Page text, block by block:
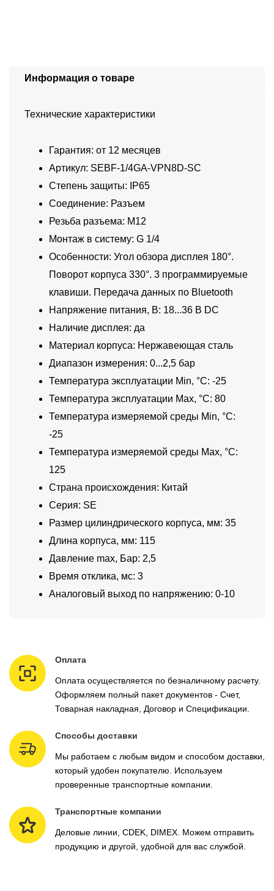
Информация о товаре
Технические характеристики
Гарантия: от 12 месяцев
Артикул: SEBF-1/4GA-VPN8D-SC
Степень защиты: IP65
Соединение: Разъем
Резьба разъема: M12
Монтаж в систему: G 1/4
Особенности: Угол обзора дисплея 180°.
Поворот корпуса 330°. 3 программируемые
клавиши. Передача данных по Bluetooth
Напряжение питания, В: 18...36 В DC
Наличие дисплея: да
Материал корпуса: Нержавеющая сталь
Диапазон измерения: 0...2,5 бар
Температура эксплуатации Min, °C: -25
Температура эксплуатации Max, °C: 80
Температура измеряемой среды Min, °C:
-25
Температура измеряемой среды Max, °C:
125
Страна происхождения: Китай
Серия: SE
Размер цилиндрического корпуса, мм: 35
Длина корпуса, мм: 115
Давление max, Бар: 2,5
Время отклика, мс: 3
Аналоговый выход по напряжению: 0-10
Оплата
Оплата осуществляется по безналичному расчету.
Оформляем полный пакет документов - Счет,
Товарная накладная, Договор и Спецификации.
Способы доставки
Мы работаем с любым видом и способом доставки,
который удобен покупателю. Используем
проверенные транспортные компании.
Транспортные компании
Деловые линии, CDEK, DIMEX. Можем отправить
продукцию и другой, удобной для вас службой.